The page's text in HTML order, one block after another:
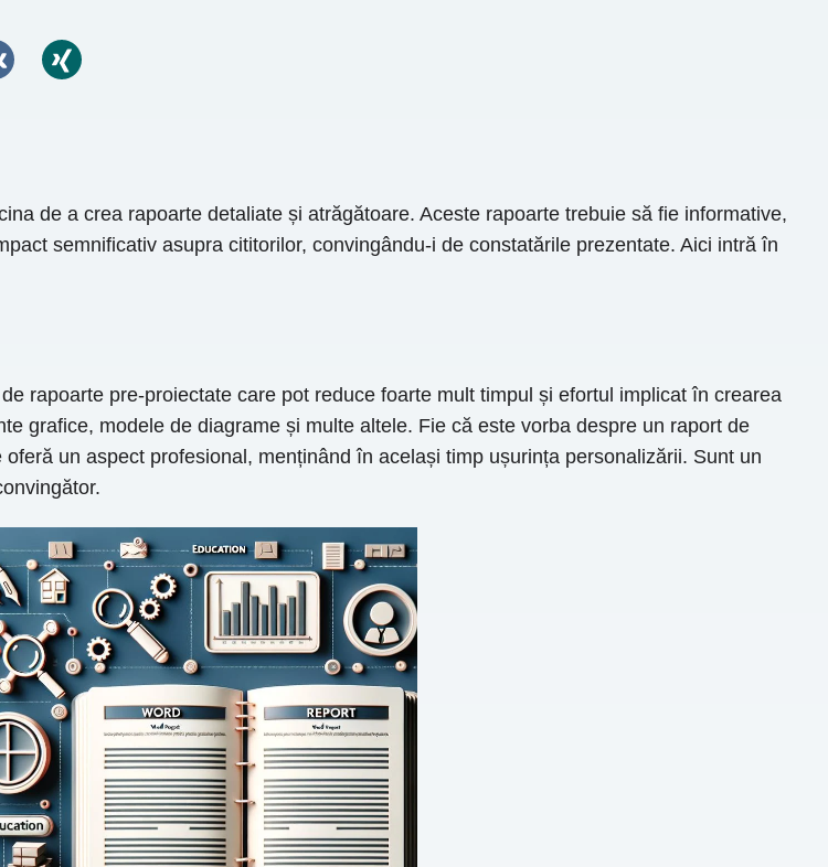
de a crea rapoarte detaliate și atrăgătoare. Aceste rapoarte trebuie să fie informative,
semnificativ asupra cititorilor, convingându-i de constatările prezentate. Aici intră în
rapoarte pre-proiectate care pot reduce foarte mult timpul și efortul implicat în crearea
grafice, modele de diagrame și multe altele. Fie că este vorba despre un raport de
un aspect profesional, menținând în același timp ușurința personalizării. Sunt un